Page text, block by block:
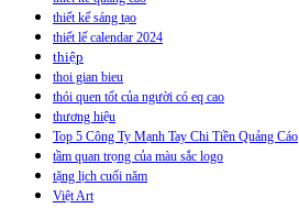
thiết kế sáng tạo
thiết lế calendar 2024
thiệp
thoi gian bieu
thói quen tốt của người có eq cao
thương hiệu
Top 5 Công Ty Mạnh Tay Chi Tiền Quảng Cáo
tầm quan trọng của màu sắc logo
tặng lịch cuối năm
Việt Art